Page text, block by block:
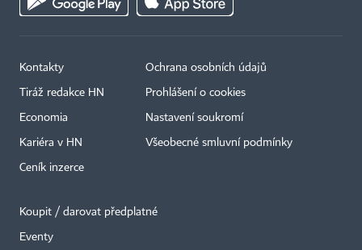
Kontakty
Tiráž redakce HN
Economia
Kariéra v HN
Ceník inzerce
Ochrana osobních údajů
Prohlášení o cookies
Nastavení soukromí
Všeobecné smluvní podmínky
Koupit / darovat předplatné
Eventy